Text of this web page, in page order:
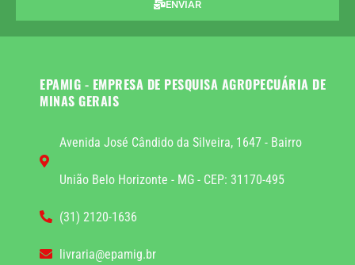
ENVIAR
EPAMIG - EMPRESA DE PESQUISA AGROPECUÁRIA DE
MINAS GERAIS
Avenida José Cândido da Silveira, 1647 - Bairro
União Belo Horizonte - MG - CEP: 31170-495
(31) 2120-1636
livraria@epamig.br